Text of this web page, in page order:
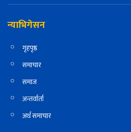
न्याभिगेसन
गृहपृष्ठ
समाचार
समाज
अन्तर्वार्ता
अर्थ समाचार